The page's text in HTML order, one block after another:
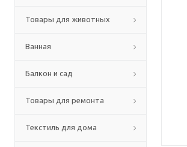
Товары для животных
Ванная
Балкон и сад
Товары для ремонта
Текстиль для дома